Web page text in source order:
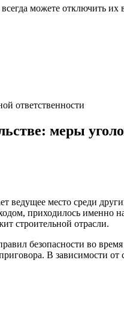
можете отключить их
ответственности
меры
ведущее место среди
приходилось именно
строительной отрасли.
безопасности во
В зависимости